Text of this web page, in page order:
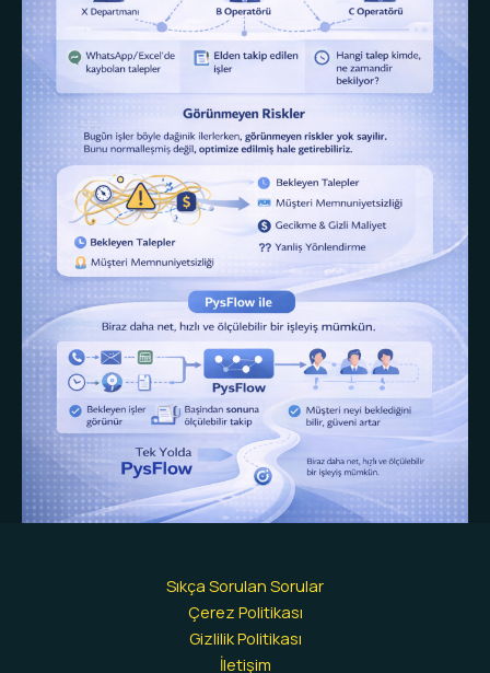
Sıkça Sorulan Sorular
Çerez Politikası
Gizlilik Politikası
İletişim